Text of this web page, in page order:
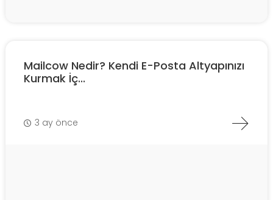
Mailcow Nedir? Kendi E-Posta Altyapınızı
Kurmak İç...
3 ay önce